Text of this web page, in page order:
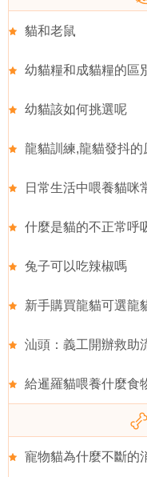
貓和老鼠
幼貓糧和成貓糧的區
幼貓該如何挑選呢
龍貓訓練,龍貓發抖的
日常生活中喂養貓咪
什麼是貓的不正常呼
兔子可以吃辣椒嗎
新手購買龍貓可選龍
汕頭：義工開辦救助
給暹羅貓喂養什麼食
寵物貓為什麼不斷的